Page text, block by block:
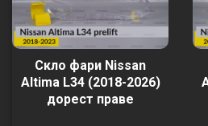
Скло фари Nissan
Altima L34 (2018-2026)
дорест праве